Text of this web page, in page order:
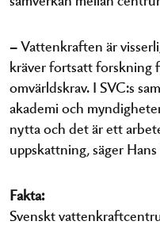
– Vattenkraften är
kräver fortsatt forskning
omvärldskrav. I SVC:s
akademi och
nytta och det är ett
uppskattning, säger
Fakta:
Svenskt